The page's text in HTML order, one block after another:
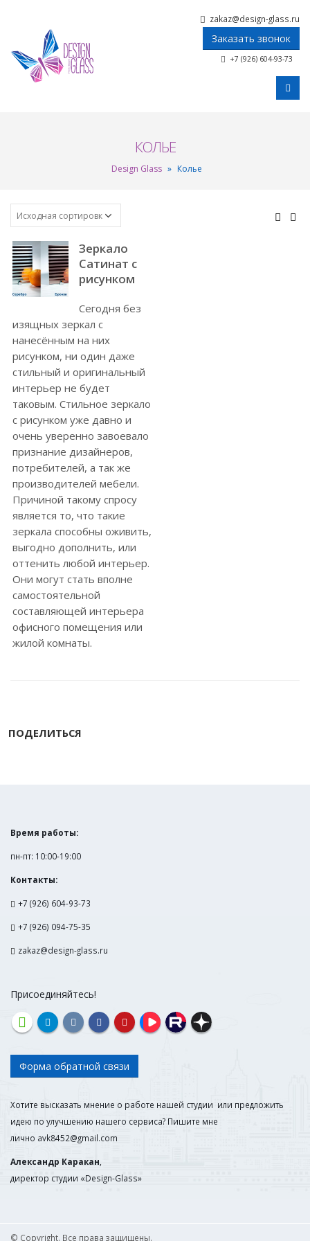
zakaz@design-glass.ru
Заказать звонок
+7 (926) 604-93-73
КОЛЬЕ
Design Glass » Колье
Зеркало
Сатинат с
рисунком
Сегодня без
изящных зеркал с
нанесённым на них
рисунком, ни один даже
стильный и оригинальный
интерьер не будет
таковым. Стильное зеркало
с рисунком уже давно и
очень уверенно завоевало
признание дизайнеров,
потребителей, а так же
производителей мебели.
Причиной такому спросу
является то, что такие
зеркала способны оживить,
выгодно дополнить, или
оттенить любой интерьер.
Они могут стать вполне
самостоятельной
составляющей интерьера
офисного помещения или
жилой комнаты.
ПОДЕЛИТЬСЯ
Время работы:
пн-пт: 10:00-19:00
Контакты:
+7 (926) 604-93-73
+7 (926) 094-75-35
zakaz@design-glass.ru
Присоединяйтесь!
Форма обратной связи
Хотите высказать мнение о работе нашей студии или предложить
идею по улучшению нашего сервиса? Пишите мне
лично avk8452@gmail.com
Александр Каракан,
директор студии «Design-Glass»
© Copyright. Все права защищены.